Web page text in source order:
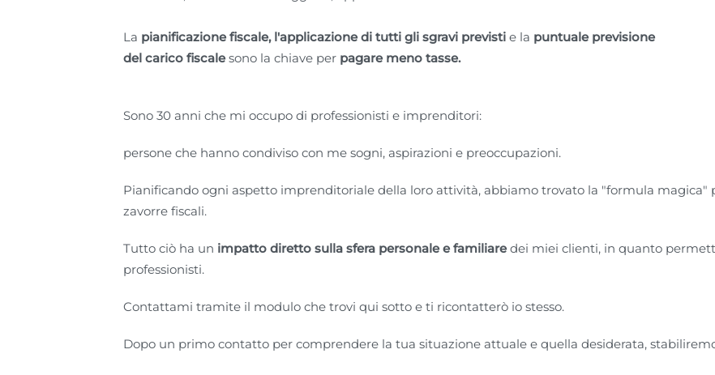
La pianificazione fiscale, l'applicazione di tutti gli sgravi previsti e la puntuale previsione
del carico fiscalesono la chiave per pagare meno tasse.
Sono 30 anni che mi occupo di professionisti e imprenditori:
persone che hanno condiviso con me sogni, aspirazioni e preoccupazioni.
Pianificando ogni aspetto imprenditoriale della loro attività, abbiamo trovato la "formula magica"
zavorre fiscali.
Tutto ciò ha un impatto diretto sulla sfera personale e familiaredei miei clienti, in quanto
professionisti.
Contattami tramite il modulo che trovi qui sotto e ti ricontatterò io stesso.
Dopo un primo contatto per comprendere la tua situazione attuale e quella desiderata,